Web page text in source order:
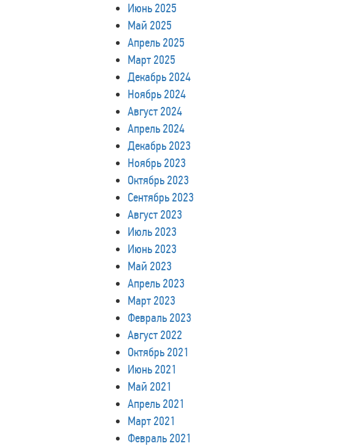
Июнь 2025
Май 2025
Апрель 2025
Март 2025
Декабрь 2024
Ноябрь 2024
Август 2024
Апрель 2024
Декабрь 2023
Ноябрь 2023
Октябрь 2023
Сентябрь 2023
Август 2023
Июль 2023
Июнь 2023
Май 2023
Апрель 2023
Март 2023
Февраль 2023
Август 2022
Октябрь 2021
Июнь 2021
Май 2021
Апрель 2021
Март 2021
Февраль 2021